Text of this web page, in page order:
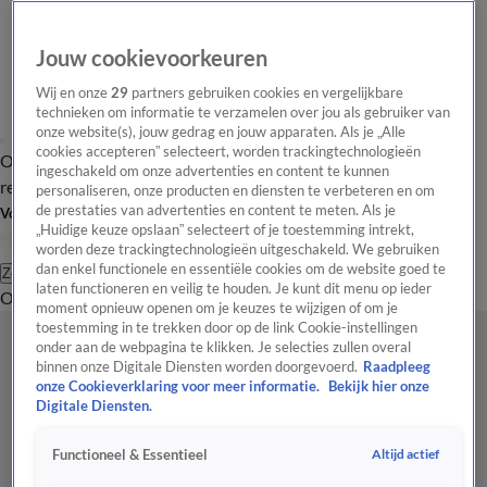
Overzicht Laatste nieuws Regionieuws Het beste van Hart
Tip de
redactie
Volg Hart van Nederland
Zoeken
OverzichtRegioUitzendingenWeerTip de redactiePanelVideo's
Jouw cookievoorkeuren
Wij en onze29 partners gebruiken cookies en vergelijkbare
technieken om informatie te verzamelen over jou als gebruiker van
onze website(s), jouw gedrag en jouw apparaten. Als je „Alle
cookies accepteren” selecteert, worden trackingtechnologieën
ingeschakeld om onze advertenties en content te kunnen
personaliseren, onze producten en diensten te verbeteren en om
de prestaties van advertenties en content te meten. Als je
„Huidige keuze opslaan” selecteert of je toestemming intrekt,
worden deze trackingtechnologieën uitgeschakeld. We gebruiken
dan enkel functionele en essentiële cookies om de website goed te
laten functioneren en veilig te houden. Je kunt dit menu op ieder
moment opnieuw openen om je keuzes te wijzigen of om je
toestemming in te trekken door op de link Cookie-instellingen
onder aan de webpagina te klikken. Je selecties zullen overal
binnen onze Digitale Diensten worden doorgevoerd. Raadpleeg
onze Cookieverklaring voor meer informatie.
Bekijk hier onze
Digitale Diensten.
Functioneel & Essentieel Altijd actief